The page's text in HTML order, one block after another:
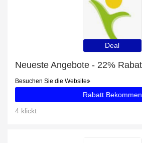
Deal
Besuchen Sie die Website
Rabatt Bekommen
4 klickt